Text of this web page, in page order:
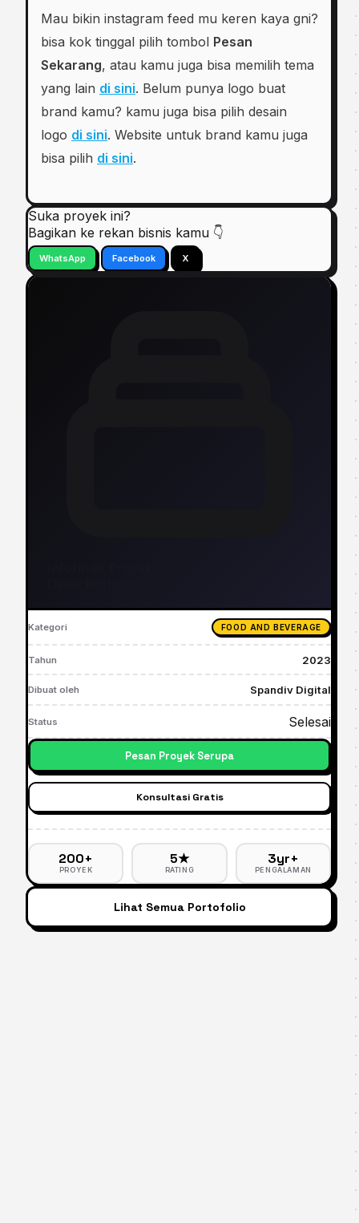
Mau bikin instagram feed mu keren kaya gni?
bisa kok tinggal pilih tombol Pesan
Sekarang, atau kamu juga bisa memilih tema
yang lain di sini. Belum punya logo buat
brand kamu? kamu juga bisa pilih desain
logo di sini. Website untuk brand kamu juga
bisa pilih di sini.
Suka proyek ini?
Bagikan ke rekan bisnis kamu 👇
WhatsApp Facebook X
Kategori FOOD AND BEVERAGE
Tahun 2023
Dibuat oleh Spandiv Digital
Status Selesai
Pesan Proyek Serupa
Konsultasi Gratis
200+
PROYEK
5★
RATING
3yr+
PENGALAMAN
Lihat Semua Portofolio